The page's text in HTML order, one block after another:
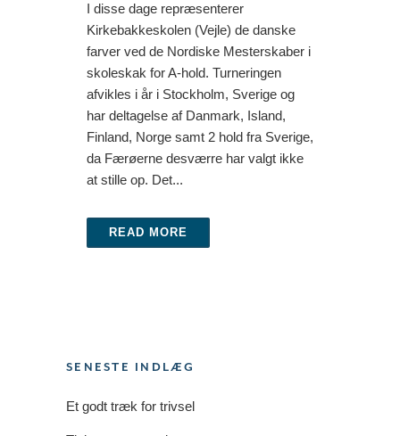
I disse dage repræsenterer
Kirkebakkeskolen (Vejle) de danske
farver ved de Nordiske Mesterskaber i
skoleskak for A-hold. Turneringen
afvikles i år i Stockholm, Sverige og
har deltagelse af Danmark, Island,
Finland, Norge samt 2 hold fra Sverige,
da Færøerne desværre har valgt ikke
at stille op. Det...
READ MORE
SENESTE INDLÆG
Et godt træk for trivsel